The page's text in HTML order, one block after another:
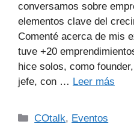
conversamos sobre
elementos clave del
Comenté acerca de mis
tuve +20
hice solos, como
jefe, con … Leer más
COtalk, Eventos